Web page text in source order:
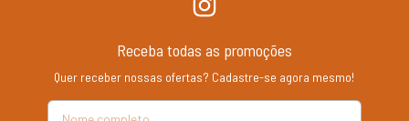
Receba todas as promoções
Quer receber nossas ofertas? Cadastre-se agora mesmo!